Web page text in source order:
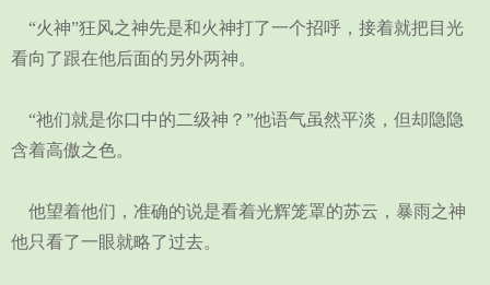
“火神”狂风之神先是和火神打了一个招呼，接着就把目光
看向了跟在他后面的另外两神。
“祂们就是你口中的二级神？”他语气虽然平淡，但却隐隐
含着高傲之色。
他望着他们，准确的说是看着光辉笼罩的苏云，暴雨之神
他只看了一眼就略了过去。